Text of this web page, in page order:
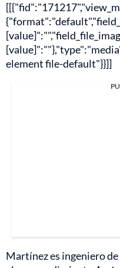
element file-default"}}]]
Martínez es ingeniero